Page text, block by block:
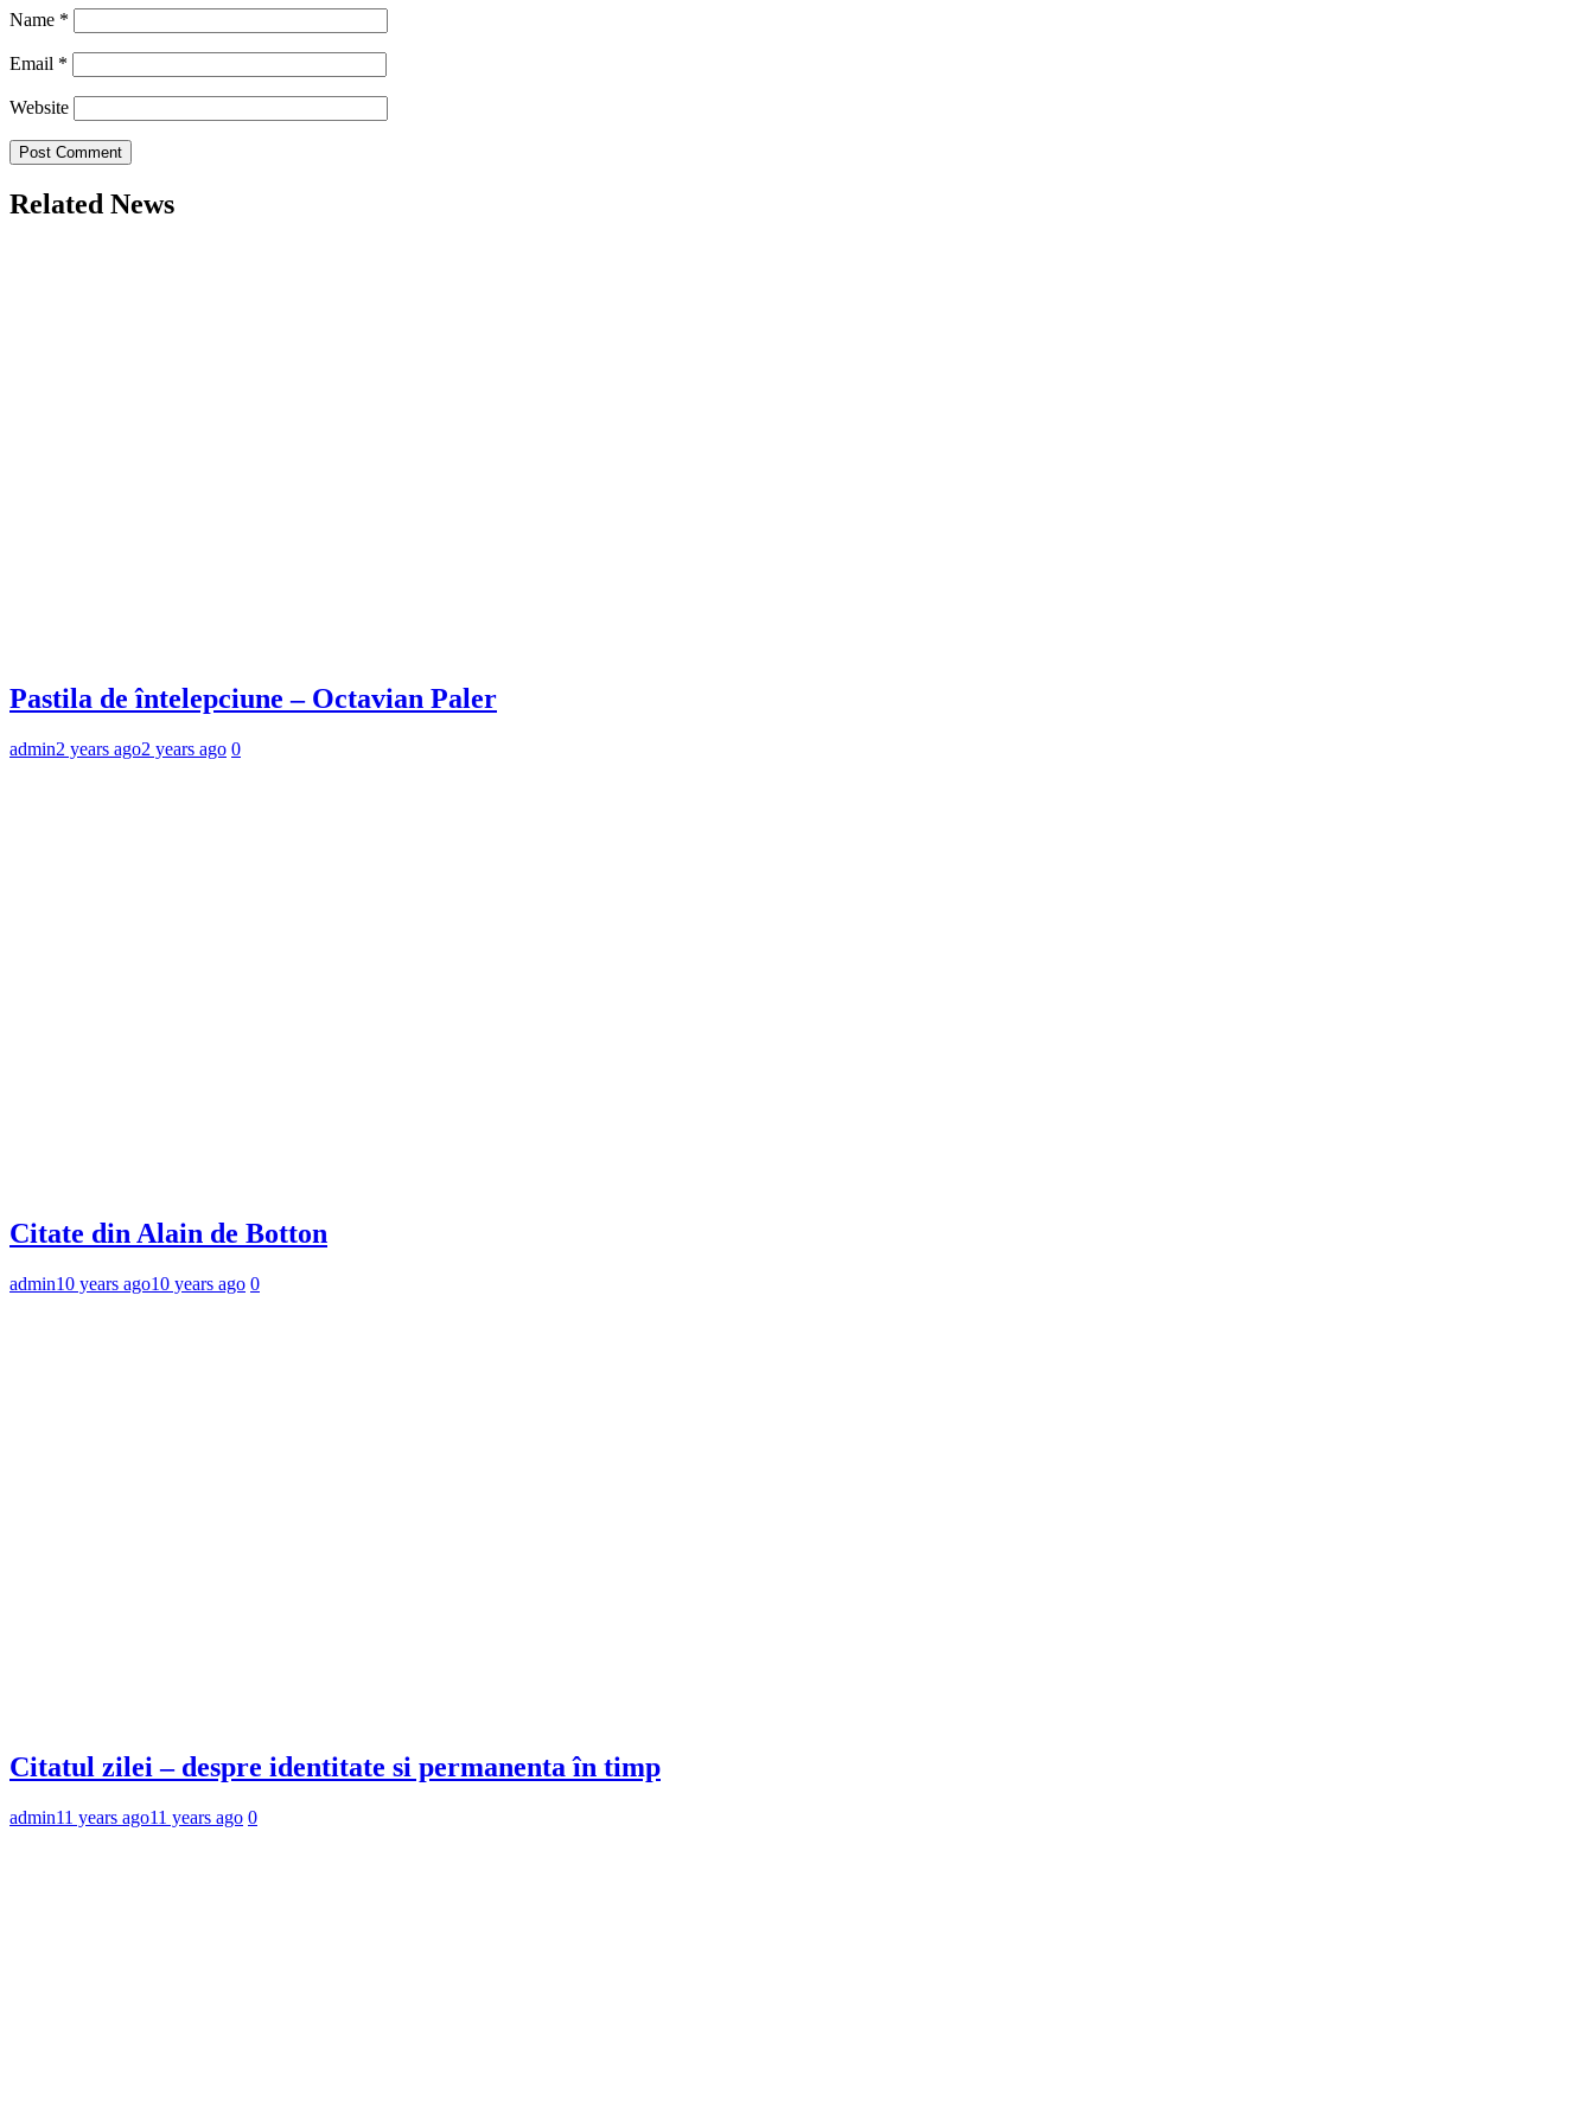
Name *
Email *
Website
Related News
Pastila de întelepciune – Octavian Paler
admin2 years ago2 years ago 0
Citate din Alain de Botton
admin10 years ago10 years ago 0
Citatul zilei – despre identitate si permanenta în timp
admin11 years ago11 years ago 0